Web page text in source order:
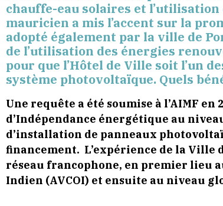
chauffe-eau solaires et
mauricien a mis l’accent sur la
adopté également par la ville de
de l’utilisation des énergies
pour que l’Hôtel de Ville soit l’un
système photovoltaïque. Quels
Une requête a été soumise à l’AIMF
d’Indépendance énergétique au
d’installation de panneaux
financement. L’expérience de la Ville
réseau francophone, en premier lieu
Indien (AVCOI) et ensuite au niveau